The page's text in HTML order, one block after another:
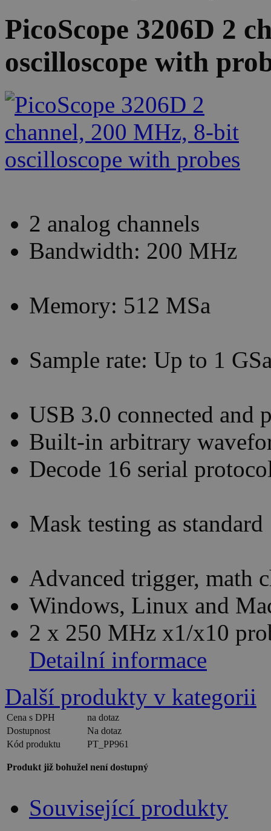
PicoScope 3206D 2
oscilloscope with
2 analog channels
Bandwidth: 200 MHz
Memory: 512 MSa
Sample rate: Up to 1
USB 3.0 connected and
Built-in arbitrary
Decode 16 serial
Mask testing as standard
Advanced trigger, math
Windows, Linux and
2 x 250 MHz x1/x10
Detailní informace
Další produkty v kategorii
Cena s DPH
na dotaz
Dostupnost
Na dotaz
Kód produktu
PT_PP961
Produkt již bohužel není dostupný
Související produkty